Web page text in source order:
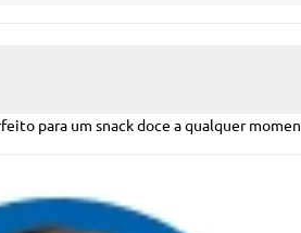
para um snack doce a qualquer